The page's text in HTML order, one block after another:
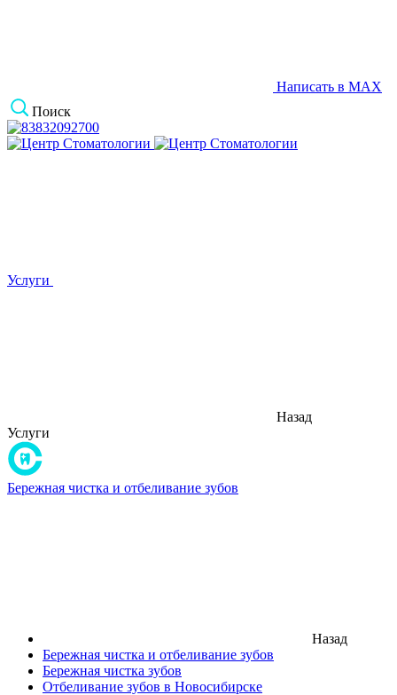
Написать в MAX
Поиск
Услуги
Назад
Услуги
Бережная чистка и отбеливание зубов
Назад
Бережная чистка и отбеливание зубов
Бережная чистка зубов
Отбеливание зубов в Новосибирске